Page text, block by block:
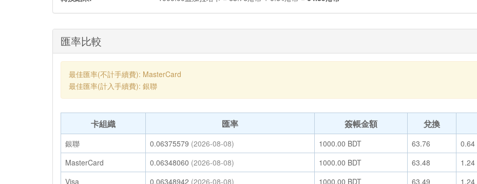
匯率比較
最佳匯率(不計手續費): MasterCard
最佳匯率(計入手續費): 銀聯
卡組織 匯率 簽帳金額 兌換
銀聯 0.06375579 (2026-08-08) 1000.00 BDT 63.76 0.64
MasterCard
0.06348060 (2026-08-08) 1000.00 BDT 63.48 1.24
Visa
0.06348942 (2026-08-08) 1000.00 BDT 63.49 1.24